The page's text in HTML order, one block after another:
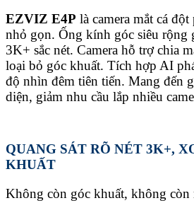
EZVIZ E4P là camera mắt cá
nhỏ gọn. Ống kính góc siêu rộng
3K+ sắc nét. Camera hỗ trợ chia
loại bỏ góc khuất. Tích hợp AI
độ nhìn đêm tiên tiến. Mang đến
diện, giảm nhu cầu lắp nhiều
QUANG SÁT RÕ NÉT 3K+,
KHUẤT
Không còn góc khuất, không còn